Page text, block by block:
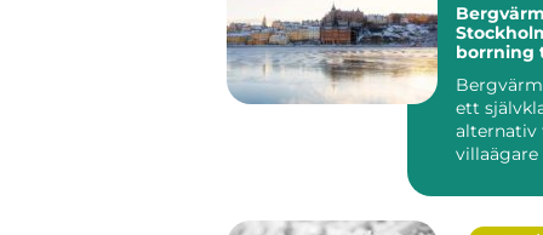
borrning
ett
alternativ
villaägare